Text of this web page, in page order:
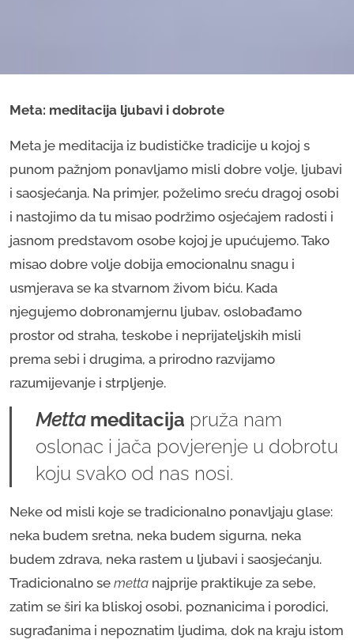
Meta: meditacija ljubavi i dobrote
Meta je meditacija iz budističke tradicije u kojoj s
punom pažnjom ponavljamo misli dobre volje, ljubavi
i saosjećanja. Na primjer, poželimo sreću dragoj osobi
i nastojimo da tu misao podržimo osjećajem radosti i
jasnom predstavom osobe kojoj je upućujemo. Tako
misao dobre volje dobija emocionalnu snagu i
usmjerava se ka stvarnom živom biću. Kada
njegujemo dobronamjernu ljubav, oslobađamo
prostor od straha, teskobe i neprijateljskih misli
prema sebi i drugima, a prirodno razvijamo
razumijevanje i strpljenje.
Mettameditacija pruža nam
oslonac i jača povjerenje u dobrotu
koju svako od nas nosi.
Neke od misli koje se tradicionalno ponavljaju glase:
neka budem sretna, neka budem sigurna, neka
budem zdrava, neka rastem u ljubavi i saosjećanju.
Tradicionalno se metta najprije praktikuje za sebe,
zatim se širi ka bliskoj osobi, poznanicima i porodici,
sugrađanima i nepoznatim ljudima, dok na kraju istom